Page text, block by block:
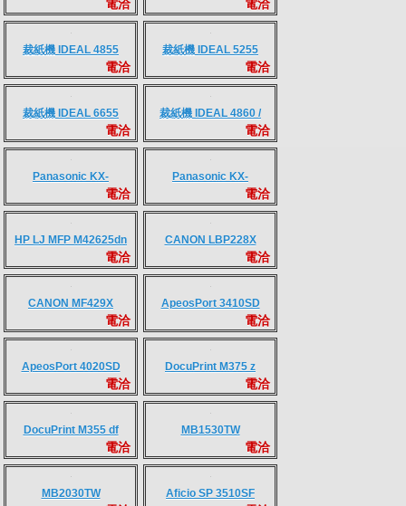
EPSON L3216
電洽
EPSON L3250
電洽
EPSON L5290
電洽
EPSON L6290
電洽
EB-X06
電洽
KX-MB2025TW/KX-
MB2030TW 電洽
KX-MB2178TW/KX-
MB2128TW 電洽
Panasonic KX-
FLM663TW 電洽
Panasonic KX-
FL323TW
電洽
裁紙機 IDEAL 4315
電洽
裁紙機 IDEAL 4350
電洽
裁紙機 IDEAL 4815 /
4850
電洽
裁紙機 IDEAL 4855
電洽
裁紙機 IDEAL 5255
裁紙機 IDEAL 6655
裁紙機 IDEAL 4860 /
5260 / 6660 電洽